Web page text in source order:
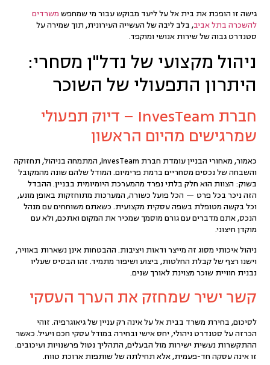
גישה זו הופכת את בית אל על ליעד מבוקש עבור מי שמחפש משרדים
להשכרה בתל אביב, בלב ליבה של העשייה העירונית, תוך שמירה על
סטנדרט גבוה של שירות אנושי ומוקפד.
ניהול מקצועי של נדל"ן מסחרי:
היתרון התפעולי של השוכר
חברת InvesTeam – דיוק תפעולי
שמרגישים מהיום הראשון
כאמור, מאחורי הבניין עומדת חברת InvesTeam, המתמחה בניהול, תחזוקה
והשבחה של נכסים מסחריים ברמת פרימיום. המודל שלהם שונה מהמקובל
בשוק: הצוות הוא חלק בלתי נפרד מהמערכת היומיומית בבניין. ההבדל
הזה ניכר בכל פרט — הכל פועל כשורה, המערכות מתוחזקות באופן מונע,
וכל בקשה מטופלת בשפה עסקית מקצועית. כשאתם משוחחים עם מנהל
הנכס, אתם מדברים עם גורם מוסמך שמכיר את המקום ואתכם, ולא עם
מוקדן חיצוני.
ניהול איכותי מסוג זה מייצר ודאות ויציבות. ההבטחות אינן נשארות באוויר,
וישנו רצף של קבלת החלטות, ביצוע ושיפור מתמיד. זהו הבסיס שעליו
נבנית חוויית שוכר מצוינת לאורך שנים.
קשר ישיר שמחזק את הערך העסקי
לסיכום, בחירת משרד בבית אל על אינה רק עניין של גיאוגרפיה. זוהי
הכרזה על סטנדרט ניהולי, יחס אישי ובחירה במודל עסקי חכם ויעיל. כאשר
ההתקשרות נעשית ישירות מול הבעלים, התהליך נטול פרשנויות ועיכובים.
זו אינה עסקה חד-פעמית, אלא תחילתה של שותפות ארוכת טווח.